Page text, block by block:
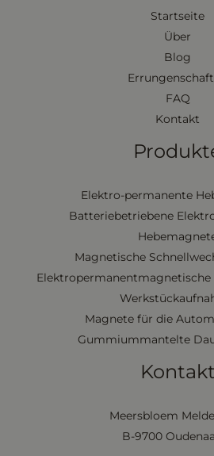
Startseite
Über
Blog
FAQ
Kontakt
Elektro-permanente
Batteriebetriebene
Magnetische
Magnete für die
Gummiummantelte
Kontakt
Meersbloem
B-9700